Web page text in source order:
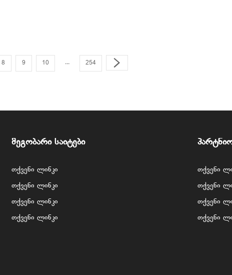
8 9 10 ... 254
მეგობარი საიტები
თქვენი ლინკი
თქვენი ლინკი
თქვენი ლინკი
თქვენი ლინკი
თქვენი
თქვენი
თქვენი
თქვენი